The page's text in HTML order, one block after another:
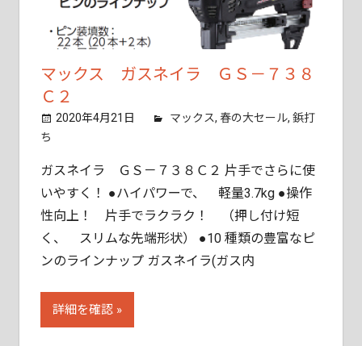
マックス ガスネイラ ＧＳ－７３８
Ｃ２
2020年4月21日 tobita11
マックス, 春の大セール, 鋲打
ち
ガスネイラ ＧＳ－７３８Ｃ２ 片手でさらに使
いやすく！ ●ハイパワーで、 軽量3.7kg ●操作
性向上！ 片手でラクラク！ （押し付け短
く、 スリムな先端形状） ●10 種類の豊富なピ
ンのラインナップ ガスネイラ(ガス内
詳細を確認